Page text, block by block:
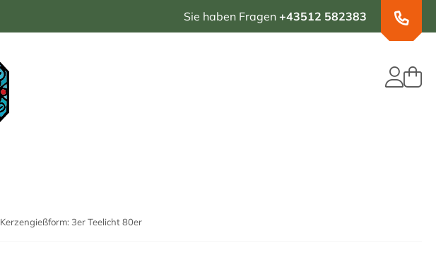
Sie haben Fragen +43512 582383
Kerzengießform: 3er Teelicht 80er